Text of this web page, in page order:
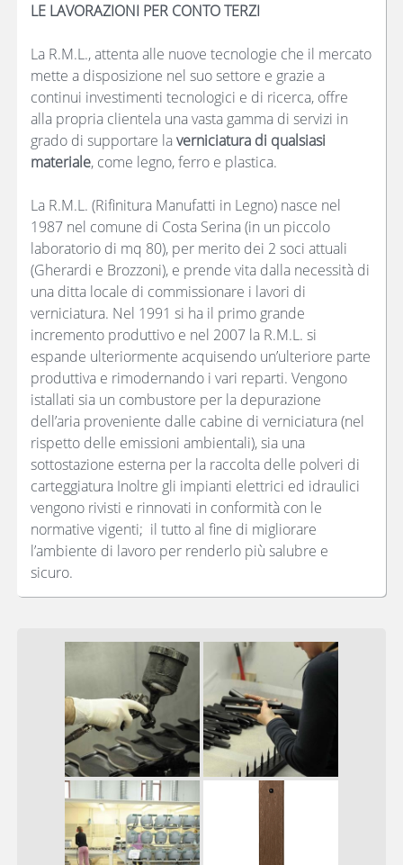
LE LAVORAZIONI PER CONTO TERZI
La R.M.L., attenta alle nuove tecnologie che il mercato
mette a disposizione nel suo settore e grazie a
continui investimenti tecnologici e di ricerca, offre
alla propria clientela una vasta gamma di servizi in
grado di supportare laverniciatura di qualsiasi
materiale, come legno, ferro e plastica.
La R.M.L. (Rifinitura Manufatti in Legno) nasce nel
1987 nel comune di Costa Serina (in un piccolo
laboratorio di mq 80), per merito dei 2 soci attuali
(Gherardi e Brozzoni), e prende vita dalla necessità di
una ditta locale di commissionare i lavori di
verniciatura. Nel 1991 si ha il primo grande
incremento produttivo e nel 2007 la R.M.L. si
espande ulteriormente acquisendo un’ulteriore parte
produttiva e rimodernando i vari reparti. Vengono
istallati sia un combustore per la depurazione
dell’aria proveniente dalle cabine di verniciatura (nel
rispetto delle emissioni ambientali), sia una
sottostazione esterna per la raccolta delle polveri di
carteggiatura Inoltre gli impianti elettrici ed idraulici
vengono rivisti e rinnovati in conformità con le
normative vigenti; il tutto al fine di migliorare
l’ambiente di lavoro per renderlo più salubre e
sicuro.